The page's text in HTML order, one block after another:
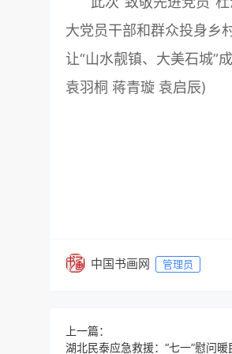
大党员干部和群众投身乡
让“山水靓镇、大美石城”
袁羽桐 蒋青璇 袁启辰)
中国书画网 管理员
上一篇：
湖北民泰应急救援：“七一”慰问暖